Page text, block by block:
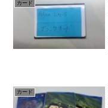
カード
カード